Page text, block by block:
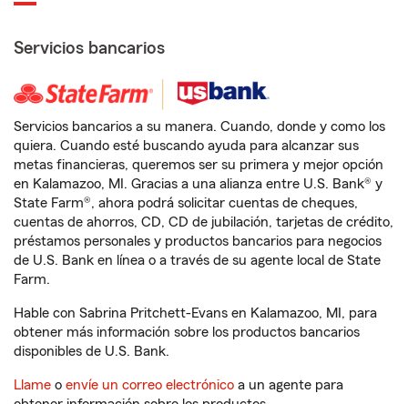
Servicios bancarios
Servicios bancarios a su manera. Cuando, donde y como los
quiera. Cuando esté buscando ayuda para alcanzar sus
metas financieras, queremos ser su primera y mejor opción
en Kalamazoo, MI. Gracias a una alianza entre U.S. Bank® y
State Farm®, ahora podrá solicitar cuentas de cheques,
cuentas de ahorros, CD, CD de jubilación, tarjetas de crédito,
préstamos personales y productos bancarios para negocios
de U.S. Bank en línea o a través de su agente local de State
Farm.
Hable con Sabrina Pritchett-Evans en Kalamazoo, MI, para
obtener más información sobre los productos bancarios
disponibles de U.S. Bank.
Llame o envíe un correo electrónico a un agente para